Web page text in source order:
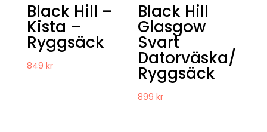
Black Hill –
Kista –
Ryggsäck
849 kr
Black Hill
Glasgow
Svart
Datorväska/
Ryggsäck
899kr